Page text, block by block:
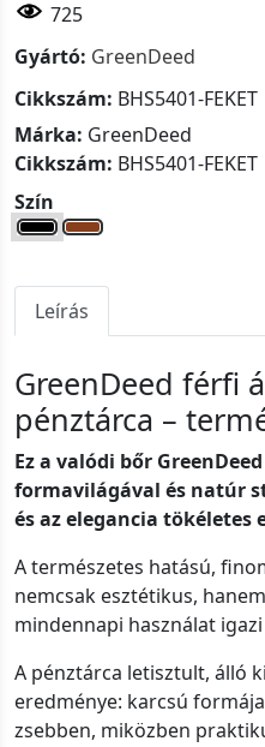
725
Gyártó: GreenDeed
Cikkszám: BHS5401-FEKET
Márka: GreenDeed
Cikkszám: BHS5401-FEKET
Szín
Leírás
GreenDeed férfi
pénztárca –
Ez a valódi bőr
formavilágával és natúr
és az elegancia
A természetes hatású,
nemcsak esztétikus,
mindennapi használat
A pénztárca letisztult, álló
eredménye: karcsú
zsebben, miközben